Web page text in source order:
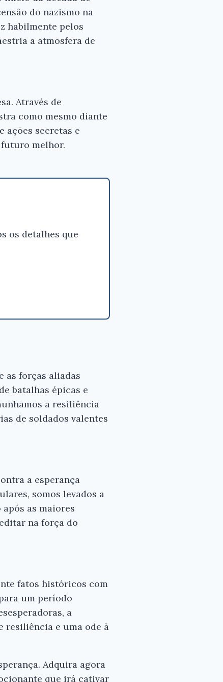
do nazismo na
habilmente pelos
a atmosfera de
Através de
como mesmo diante
ações secretas e
futuro melhor.
os detalhes que
as forças aliadas
batalhas épicas e
a resiliência
de soldados valentes
a esperança
somos levados a
as maiores
na força do
fatos históricos com
um período
a
resiliência e uma ode à
Adquira agora
que irá cativar
para